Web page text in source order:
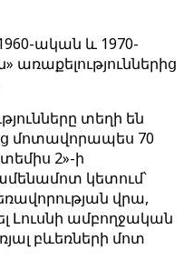
ական և 1970-
տեղի են
մոտավորապես 70
2»-ի
կետում՝
վրա,
Լուսնի ամբողջական
բևեռների մոտ